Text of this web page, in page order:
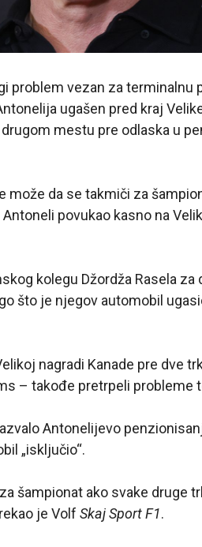
problem vezan za terminalnu
ugašen pred kraj
mestu pre odlaska u
može da se takmiči za
povukao kasno na
kolegu Džordža Rasela
što je njegov automobil
nagradi Kanade pre dve
– takođe pretrpeli probleme
Antonelijevo
„isključio“.
šampionat ako svake druge
je Volf Skaj Sport F1.